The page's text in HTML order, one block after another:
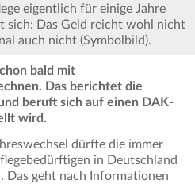
eigentlich für einige Jahre
sich: Das Geld reicht wohl nicht
auch nicht (Symbolbild).
bald mit
Das berichtet die
beruft sich auf einen DAK-
wird.
dürfte die immer
in Deutschland
Das geht nach Informationen